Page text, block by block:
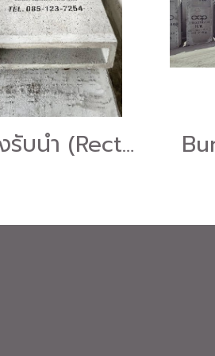
กล่องรับน้ำ (Rectagular Pipe)